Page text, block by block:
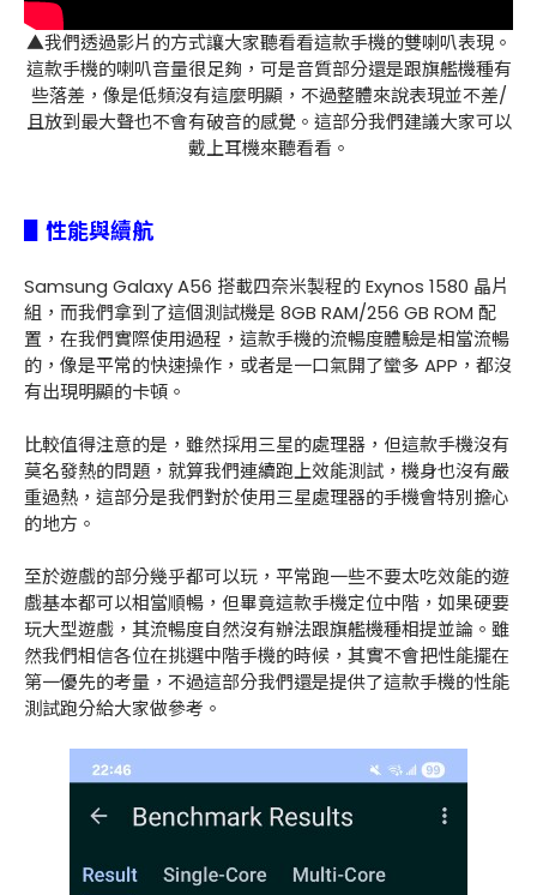
▲我們透過影片的方式讓大家聽看看這款手機的雙喇叭表現。
這款手機的喇叭音量很足夠，可是音質部分還是跟旗艦機種有
些落差，像是低頻沒有這麼明顯，不過整體來說表現並不差/
且放到最大聲也不會有破音的感覺。這部分我們建議大家可以
戴上耳機來聽看看。
▋性能與續航
Samsung Galaxy A56 搭載四奈米製程的 Exynos 1580 晶片
組，而我們拿到了這個測試機是 8GB RAM/256 GB ROM 配
置，在我們實際使用過程，這款手機的流暢度體驗是相當流暢
的，像是平常的快速操作，或者是一口氣開了蠻多 APP，都沒
有出現明顯的卡頓。
比較值得注意的是，雖然採用三星的處理器，但這款手機沒有
莫名發熱的問題，就算我們連續跑上效能測試，機身也沒有嚴
重過熱，這部分是我們對於使用三星處理器的手機會特別擔心
的地方。
至於遊戲的部分幾乎都可以玩，平常跑一些不要太吃效能的遊
戲基本都可以相當順暢，但畢竟這款手機定位中階，如果硬要
玩大型遊戲，其流暢度自然沒有辦法跟旗艦機種相提並論。雖
然我們相信各位在挑選中階手機的時候，其實不會把性能擺在
第一優先的考量，不過這部分我們還是提供了這款手機的性能
測試跑分給大家做參考。